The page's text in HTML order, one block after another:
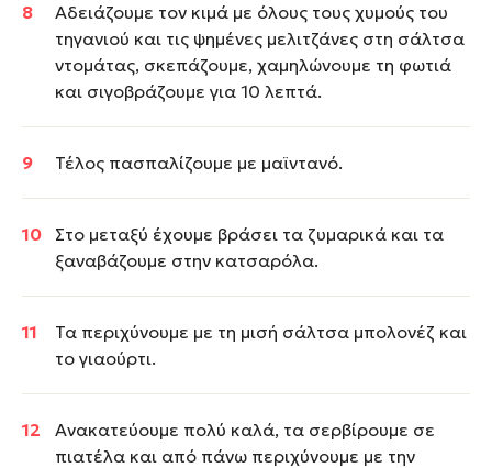
Αδειάζουμε τον κιμά με όλους τους χυμούς του
τηγανιού και τις ψημένες μελιτζάνες στη σάλτσα
ντομάτας, σκεπάζουμε, χαμηλώνουμε τη φωτιά
και σιγοβράζουμε για 10 λεπτά.
Τέλος πασπαλίζουμε με μαϊντανό.
Στο μεταξύ έχουμε βράσει τα ζυμαρικά και τα
ξαναβάζουμε στην κατσαρόλα.
Τα περιχύνουμε με τη μισή σάλτσα μπολονέζ και
το γιαούρτι.
Ανακατεύουμε πολύ καλά, τα σερβίρουμε σε
πιατέλα και από πάνω περιχύνουμε με την